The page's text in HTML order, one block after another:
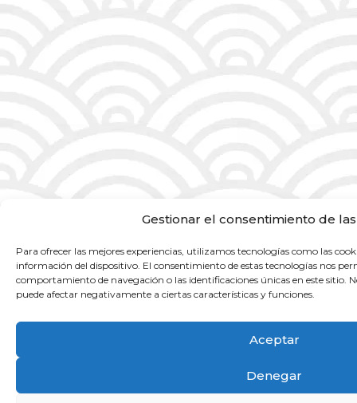
Gestionar el consentimiento de
Para ofrecer las mejores experiencias, utilizamos tecnologías como las
información del dispositivo. El consentimiento de estas tecnologías nos
comportamiento de navegación o las identificaciones únicas en este sitio.
puede afectar negativamente a ciertas características y funciones.
Aceptar
Denegar